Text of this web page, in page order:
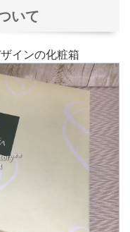
いて
インの化粧箱